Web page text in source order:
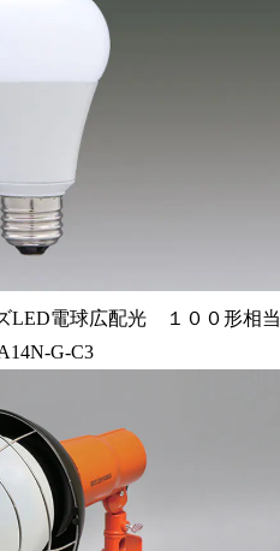
LED電球広配光 １００形相当
G-C3